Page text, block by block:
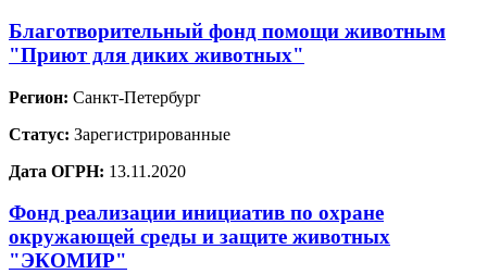
Благотворительный фонд помощи животным
"Приют для диких животных"
Регион: Санкт-Петербург
Статус: Зарегистрированные
Дата ОГРН: 13.11.2020
Фонд реализации инициатив по охране
окружающей среды и защите животных
"ЭКОМИР"